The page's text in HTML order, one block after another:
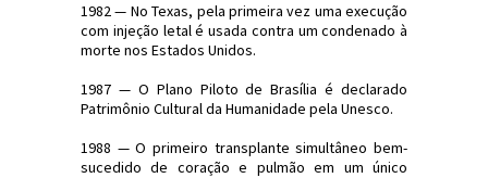
1982 — No Texas, pela primeira vez uma execução
com injeção letal é usada contra um condenado à
morte nos Estados Unidos.
1987 — O Plano Piloto de Brasília é declarado
Patrimônio Cultural da Humanidade pela Unesco.
1988 — O primeiro transplante simultâneo bem-
sucedido de coração e pulmão em um único